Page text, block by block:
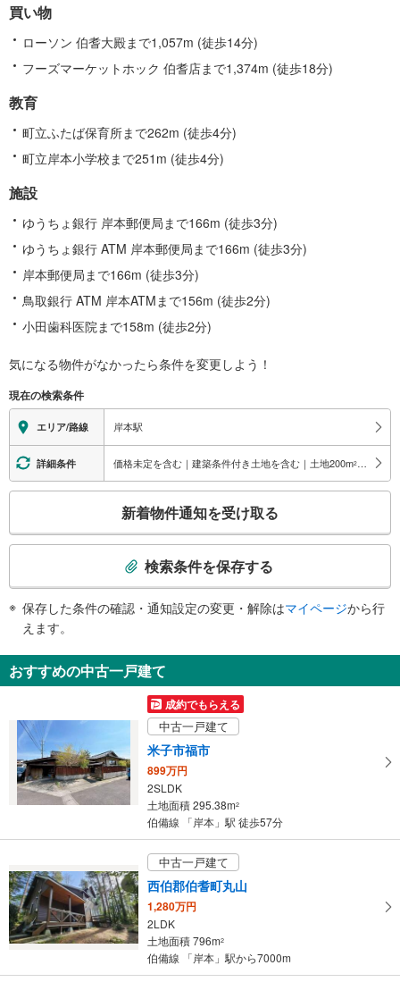
す
る
情
報
買い物
ローソン 伯耆大殿まで1,057m (徒歩14分)
フーズマーケットホック 伯耆店まで1,374m (徒歩18分)
教育
町立ふたば保育所まで262m (徒歩4分)
町立岸本小学校まで251m (徒歩4分)
施設
ゆうちょ銀行 岸本郵便局まで166m (徒歩3分)
ゆうちょ銀行 ATM 岸本郵便局まで166m (徒歩3分)
岸本郵便局まで166m (徒歩3分)
鳥取銀行 ATM 岸本ATMまで156m (徒歩2分)
小田歯科医院まで158m (徒歩2分)
気になる物件がなかったら条件を変更しよう！
現在の検索条件
エリア/路線 岸本駅
詳細条件 価格未定を含む｜建築条件付き土地を含む｜土地200m2 以上
検
知
を
け
取
る
・
条
イ
ペ
ー
ジ
保
新着物件通知を受け取る
検索条件を保存する
保存した条件の確認・通知設定の変更・解除はマイページから行
えます。
おすすめの中古一戸建て
成約でもらえる
中古一戸建て
米子市福市
899万円
2SLDK
土地面積 295.38m2
伯備線 「岸本」駅 徒歩57分
中古一戸建て
西伯郡伯耆町丸山
1,280万円
2LDK
土地面積 796m2
伯備線 「岸本」駅から7000m